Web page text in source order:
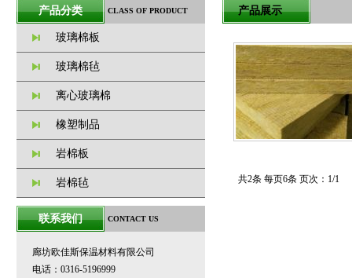
产品展示
共2条 每页6条 页次：1/1
产品分类 CLASS OF PRODUCT
玻璃棉板
玻璃棉毡
离心玻璃棉
橡塑制品
岩棉板
岩棉毡
联系我们 CONTACT US
廊坊欧佳斯保温材料有限公司
电话：0316-5196999